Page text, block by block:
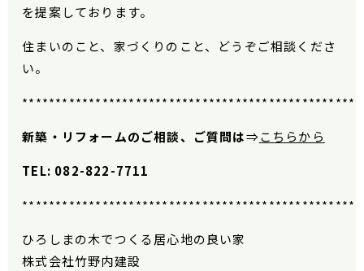
を提案しております。
住まいのこと、家づくりのこと、どうぞご相談くださ
い。
新築・リフォームのご相談、ご質問は⇒こちらから
TEL: 082-822-7711
ひろしまの木でつくる居心地の良い家
株式会社竹野内建設